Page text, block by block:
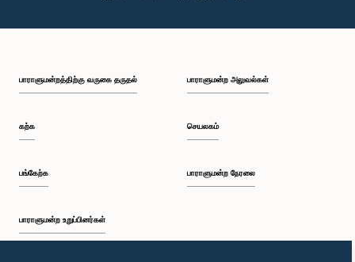
பாராளுமன்றத்திற்கு வருகை தருதல்
கற்க
பங்கேற்க
பாராளுமன்ற உறுப்பினர்கள்
பாராளுமன்ற அலுவல்கள்
செயலகம்
பாராளுமன்ற நேரலை